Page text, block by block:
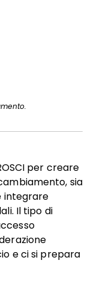
per creare
sia
integrare
Il tipo di
e ci si prepara